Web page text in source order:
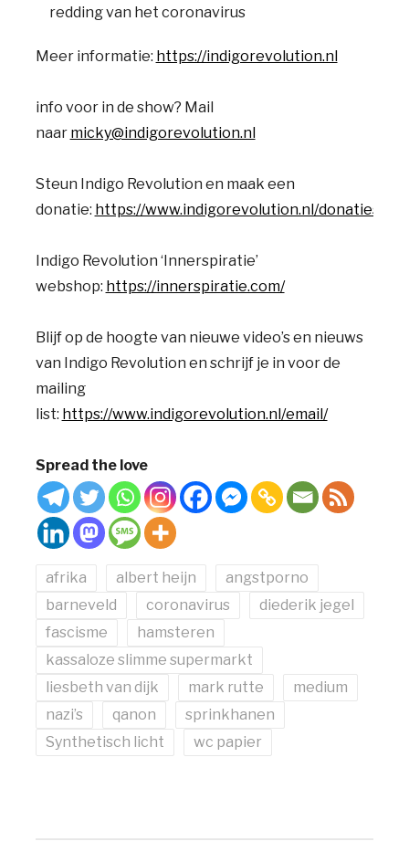
redding van het coronavirus
Meer informatie: https://indigorevolution.nl
info voor in de show? Mail
naar micky@indigorevolution.nl
Steun Indigo Revolution en maak een
donatie: https://www.indigorevolution.nl/donaties/
Indigo Revolution ‘Innerspiratie’
webshop: https://innerspiratie.com/
Blijf op de hoogte van nieuwe video’s en nieuws
van Indigo Revolution en schrijf je in voor de
mailing
list: https://www.indigorevolution.nl/email/
Spread the love
afrika albert heijn
angstporno
barneveld
coronavirus
diederik jegel
fascisme
hamsteren
kassaloze slimme supermarkt
liesbeth van dijk
mark rutte
medium
nazi’s
qanon
sprinkhanen
Synthetisch licht
wc papier